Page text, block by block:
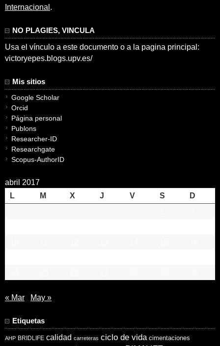
Internacional .
NO PLAGIES, VINCULA
Usa el vínculo a este documento o a la pagina principal:
victoryepes.blogs.upv.es/
Mis sitios
Google Scholar
Orcid
Página personal
Publons
Researcher-ID
Researchgate
Scopus-AuthorID
abril 2017
L
M X J V S
D
« Mar May »
Etiquetas
AHP BRIDLIFE calidad carreteras ciclo de vida cimentaciones